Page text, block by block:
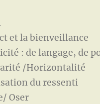
et la bienveillance
: de langage, de
/Horizontalité
du ressenti
Oser